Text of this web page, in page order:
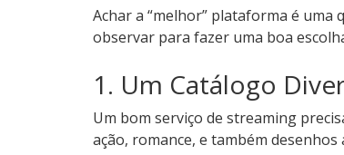
Achar a “melhor” plataforma é
observar para fazer uma boa
1. Um Catálogo
Um bom serviço de streaming
ação, romance, e também